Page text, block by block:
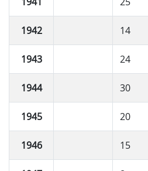
1942 14
1943 24
1944 30
1945 20
1946 15